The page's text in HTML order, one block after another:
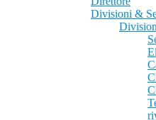
Divisioni &